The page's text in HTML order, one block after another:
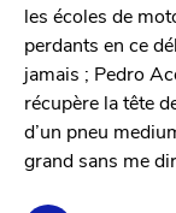
les écoles de
perdants en ce
jamais ; Pedro
récupère la tête
d’un pneu
grand sans me